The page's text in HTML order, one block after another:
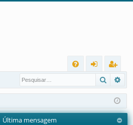
Q
ra
r
eg
ist
ra
Última mensagem